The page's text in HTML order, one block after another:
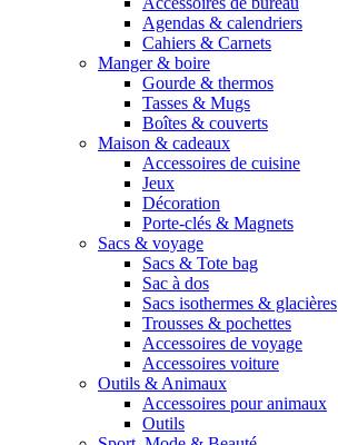
Agendas & calendriers
Cahiers & Carnets
Manger & boire
Gourde & thermos
Tasses & Mugs
Boîtes & couverts
Maison & cadeaux
Accessoires de cuisine
Jeux
Décoration
Porte-clés & Magnets
Sacs & voyage
Sacs & Tote bag
Sac à dos
Sacs isothermes & glacières
Trousses & pochettes
Accessoires de voyage
Accessoires voiture
Outils & Animaux
Accessoires pour animaux
Outils